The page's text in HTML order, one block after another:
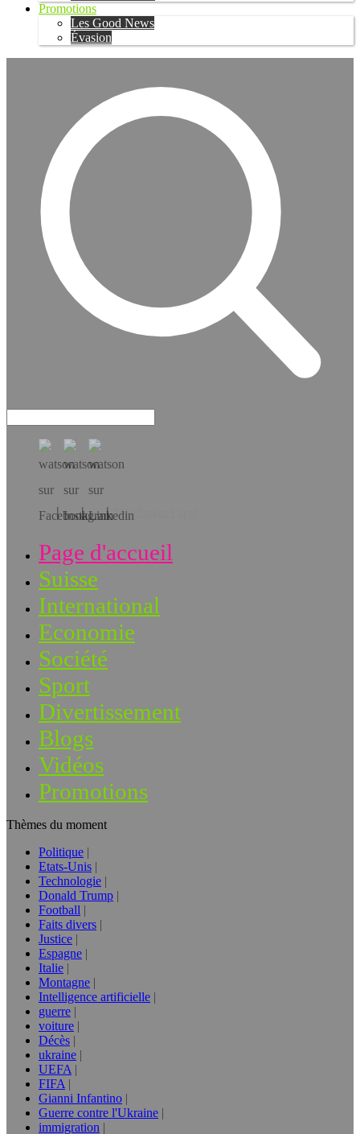
Promotions
Les Good News
Évasion
Téléchargez l’app!
Page d'accueil
Suisse
International
Economie
Société
Sport
Divertissement
Blogs
Vidéos
Promotions
Thèmes du moment
Politique
Etats-Unis
Technologie
Donald Trump
Football
Faits divers
Justice
Espagne
Italie
Montagne
Intelligence artificielle
guerre
voiture
Décès
ukraine
UEFA
FIFA
Gianni Infantino
Guerre contre l'Ukraine
immigration